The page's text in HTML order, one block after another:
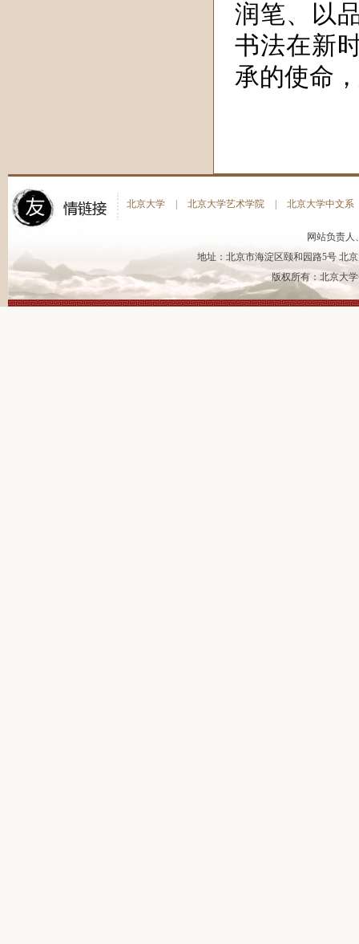
润笔、以
书法在新
承的使命
北京大学 北京大学艺术学院 北京大学中文系
网站负责
地址：北京市海淀区颐和园路5号 北
版权所有：北京大